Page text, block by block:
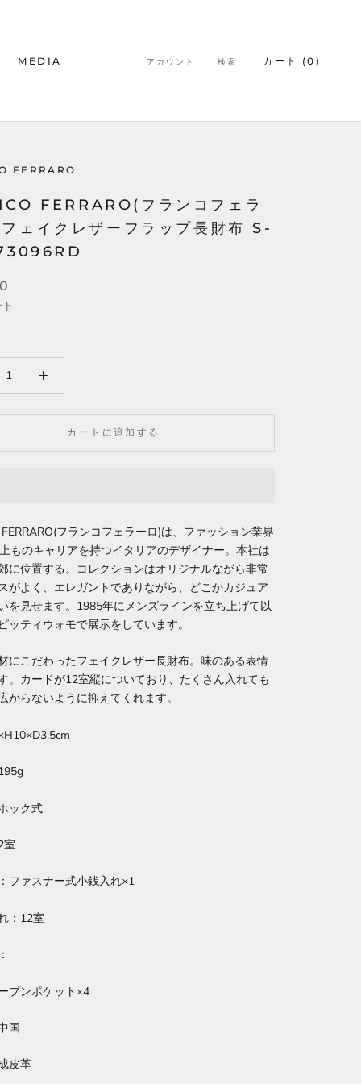
MEDIA アカウント 検索 カート (0 )
FERRARO
FERRARO(フランコフェラ
ェイクレザーフラップ長財布 S-
カートに追加する
フランコフェラーロ)は、ファッション業界
ものキャリアを持つイタリアのデザイナー。本社は
に位置する。コレクションはオリジナルながら非常
がよく、エレガントでありながら、どこかカジュア
を見せます。1985年にメンズラインを立ち上げて以
ッティウォモで展示をしています。
にこだわったフェイクレザー長財布。味のある表情
。カードが12室縦についており、たくさん入れても
がらないように抑えてくれます。
ック式
室
ファスナー式小銭入れ×1
：12室
プンポケット×4
国
皮革